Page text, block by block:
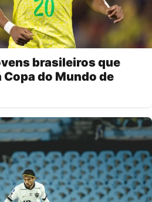
brasileiros que
do Mundo de